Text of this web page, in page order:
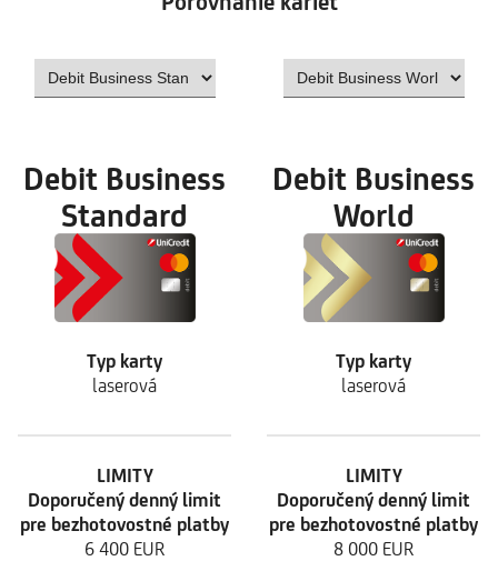
Debit Business
Standard
Typ karty
laserová
LIMITY
Doporučený denný limit
pre bezhotovostné platby
6 400 EUR
Debit Business
World
Typ karty
laserová
LIMITY
Doporučený denný limit
pre bezhotovostné platby
8 000 EUR